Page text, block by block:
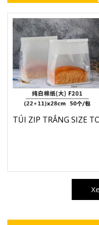
TÚI ZIP TRẮNG SIZE